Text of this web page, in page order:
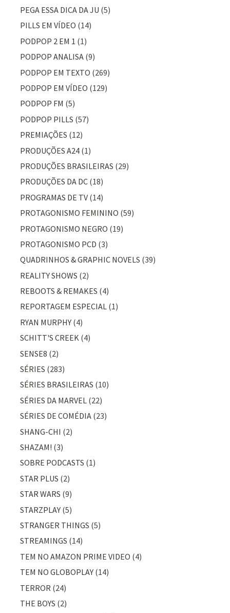
PEGA ESSA DICA DA JU (5)
PILLS EM VÍDEO (14)
PODPOP 2 EM 1 (1)
PODPOP ANALISA (9)
PODPOP EM TEXTO (269)
PODPOP EM VÍDEO (129)
PODPOP FM (5)
PODPOP PILLS (57)
PREMIAÇÕES (12)
PRODUÇÕES A24 (1)
PRODUÇÕES BRASILEIRAS (29)
PRODUÇÕES DA DC (18)
PROGRAMAS DE TV (14)
PROTAGONISMO FEMININO (59)
PROTAGONISMO NEGRO (19)
PROTAGONISMO PCD (3)
QUADRINHOS & GRAPHIC NOVELS (39)
REALITY SHOWS (2)
REBOOTS & REMAKES (4)
REPORTAGEM ESPECIAL (1)
RYAN MURPHY (4)
SCHITT'S CREEK (4)
SENSE8 (2)
SÉRIES (283)
SÉRIES BRASILEIRAS (10)
SÉRIES DA MARVEL (22)
SÉRIES DE COMÉDIA (23)
SHANG-CHI (2)
SHAZAM! (3)
SOBRE PODCASTS (1)
STAR PLUS (2)
STAR WARS (9)
STARZPLAY (5)
STRANGER THINGS (5)
STREAMINGS (14)
TEM NO AMAZON PRIME VIDEO (4)
TEM NO GLOBOPLAY (14)
TERROR (24)
THE BOYS (2)